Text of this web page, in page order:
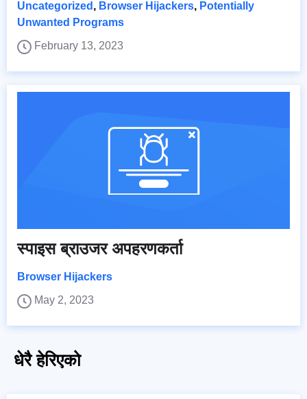
Uncategorized , Browser Hijackers, Potentially
Unwanted Programs
February 13, 2023
स्पाइस ब्राउजर अपहरणकर्ता
Browser Hijackers
May 2, 2023
धेरै हेरिएको